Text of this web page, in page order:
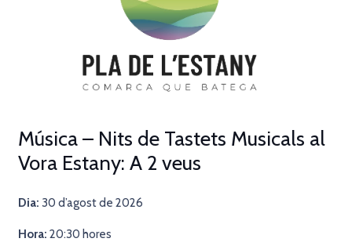
Música – Nits de Tastets Musicals al
Vora Estany: A 2 veus
Dia: 30 d’agost de 2026
Hora: 20:30 hores